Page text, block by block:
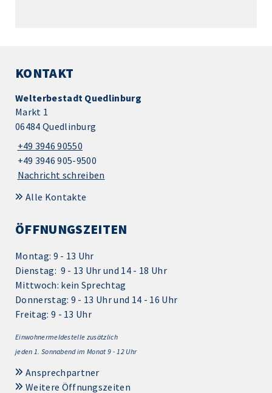
KONTAKT
Welterbestadt Quedlinburg
Markt 1
06484 Quedlinburg
+49 3946 90550
+49 3946 905-9500
Nachricht schreiben
Alle Kontakte
ÖFFNUNGSZEITEN
Montag: 9 - 13 Uhr
Dienstag: 9 - 13 Uhr und 14 - 18 Uhr
Mittwoch: kein Sprechtag
Donnerstag: 9 - 13 Uhr und 14 - 16 Uhr
Freitag: 9 - 13 Uhr
Einwohnermeldestelle zusätzlich
jeden 1. Sonnabend im Monat 9 - 12 Uhr
Ansprechpartner
Weitere Öffnungszeiten